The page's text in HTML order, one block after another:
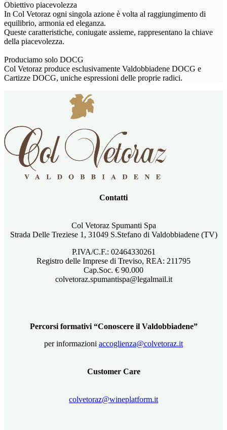
Obiettivo piacevolezza
In Col Vetoraz ogni singola azione è volta al raggiungimento di
equilibrio, armonia ed eleganza.
Queste caratteristiche, coniugate assieme, rappresentano la chiave
della piacevolezza.
Produciamo solo DOCG
Col Vetoraz produce esclusivamente Valdobbiadene DOCG e
Cartizze DOCG, uniche espressioni delle proprie radici.
Contatti
Col Vetoraz Spumanti Spa
Strada Delle Treziese 1, 31049 S.Stefano di Valdobbiadene (TV)
P.IVA/C.F.: 02464330261
Registro delle Imprese di Treviso, REA: 211795
Cap.Soc. € 90.000
colvetoraz.spumantispa@legalmail.it
Percorsi formativi “Conoscere il Valdobbiadene”
per informazioni accoglienza@colvetoraz.it
Customer Care
colvetoraz@wineplatform.it